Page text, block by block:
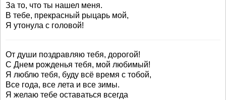
За то, что ты нашел меня.
В тебе, прекрасный рыцарь мой,
Я утонула с головой!
От души поздравляю тебя, дорогой!
С Днем рожденья тебя, мой любимый!
Я люблю тебя, буду всё время с тобой,
Все года, все лета и все зимы.
Я желаю тебе оставаться всегда